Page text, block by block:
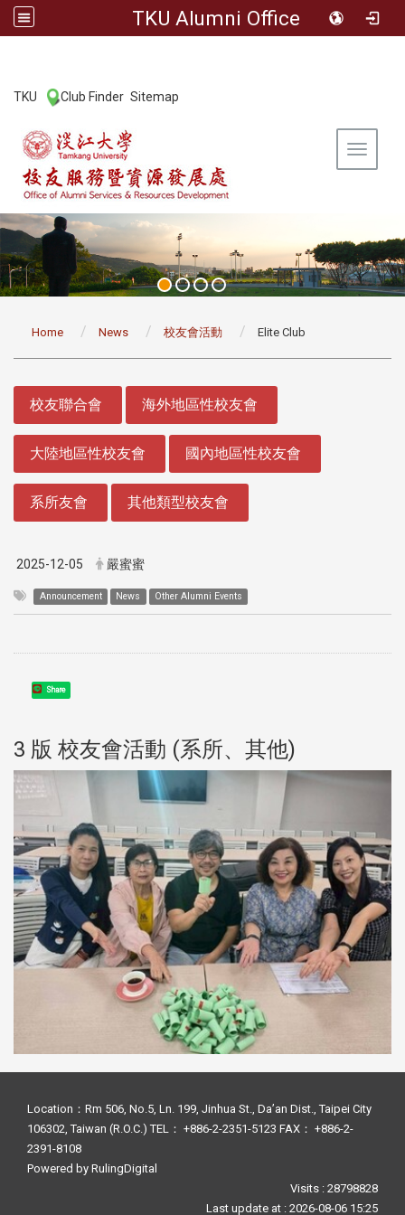
TKU Alumni Office
TKU Club Finder Sitemap
Toggle
Home News 校友會活動 Elite Club
校友聯合會 海外地區性校友會
大陸地區性校友會 國內地區性校友會
系所友會 其他類型校友會
2025-12-05 嚴蜜蜜
Announcement News Other Alumni Events
Share
3 版 校友會活動 (系所、其他)
Location：Rm 506, No.5, Ln. 199, Jinhua St., Da’an Dist., Taipei City
106302, Taiwan (R.O.C.) TEL： +886-2-2351-5123 FAX： +886-2-
2391-8108
Powered by RulingDigital
Visits : 28798828
Last update at :2026-08-06 15:25